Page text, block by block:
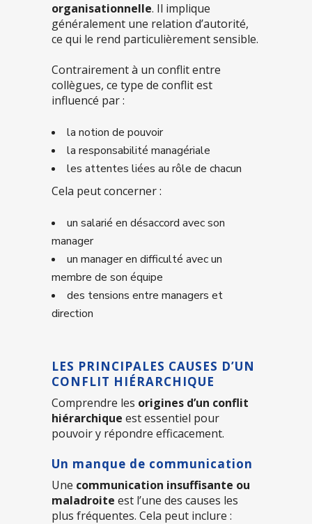
organisationnelle. Il implique
généralement une relation d’autorité,
ce qui le rend particulièrement sensible.
Contrairement à un conflit entre
collègues, ce type de conflit est
influencé par :
la notion de pouvoir
la responsabilité managériale
les attentes liées au rôle de chacun
Cela peut concerner :
un salarié en désaccord avec son
manager
un manager en difficulté avec un
membre de son équipe
des tensions entre managers et
direction
LES PRINCIPALES CAUSES D’UN
CONFLIT HIÉRARCHIQUE
Comprendre les origines d’un conflit
hiérarchique est essentiel pour
pouvoir y répondre efficacement.
Un manque de communication
Une communication insuffisante ou
maladroite est l’une des causes les
plus fréquentes. Cela peut inclure :